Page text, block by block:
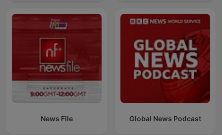
News File Global News Podcast